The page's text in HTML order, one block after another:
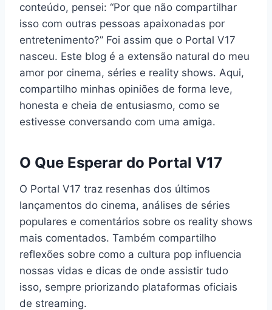
conteúdo, pensei: “Por que não compartilhar
isso com outras pessoas apaixonadas por
entretenimento?” Foi assim que o Portal V17
nasceu. Este blog é a extensão natural do meu
amor por cinema, séries e reality shows. Aqui,
compartilho minhas opiniões de forma leve,
honesta e cheia de entusiasmo, como se
estivesse conversando com uma amiga.
O Que Esperar do Portal V17
O Portal V17 traz resenhas dos últimos
lançamentos do cinema, análises de séries
populares e comentários sobre os reality shows
mais comentados. Também compartilho
reflexões sobre como a cultura pop influencia
nossas vidas e dicas de onde assistir tudo
isso, sempre priorizando plataformas oficiais
de streaming.